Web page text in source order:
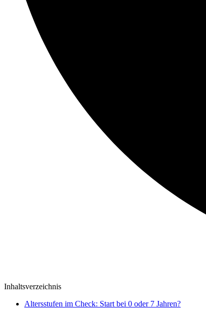
Inhaltsverzeichnis
Altersstufen im Check: Start bei 0 oder 7 Jahren?